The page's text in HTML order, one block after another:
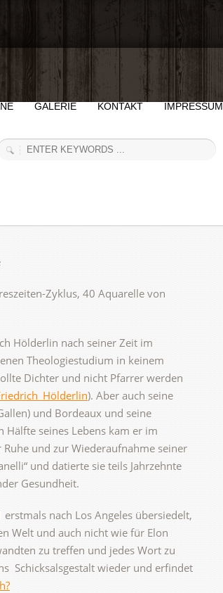
GALERIE KONTAKT IMPRESSUM
Zyklus, 40 Aquarelle von
Hölderlin nach seiner Zeit im
Theologiestudium in keinem
Dichter und nicht Pfarrer werden
). Aber auch seine
und Bordeaux und seine
seines Lebens kam er im
und zur Wiederaufnahme seiner
und datierte sie teils Jahrzehnte
Gesundheit.
nach Los Angeles übersiedelt,
Welt und auch nicht wie für Elon
zu treffen und jedes Wort zu
Schicksalsgestalt wieder und erfindet